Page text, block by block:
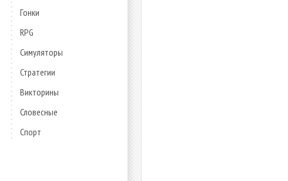
Гонки
RPG
Симуляторы
Стратегии
Викторины
Словесные
Спорт